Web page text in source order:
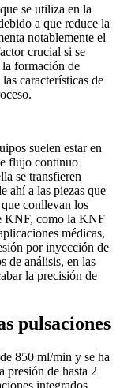
se utiliza en la
a que reduce la
notablemente el
crucial si se
formación de
características de
suelen estar en
flujo continuo
se transfieren
ahí a las piezas que
conllevan los
KNF, como la KNF
médicas,
por inyección de
de análisis, en las
la precisión de
pulsaciones
850 ml/min y se ha
presión de hasta 2